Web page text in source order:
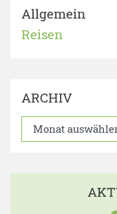
Allgemein
Reisen
ARCHIV